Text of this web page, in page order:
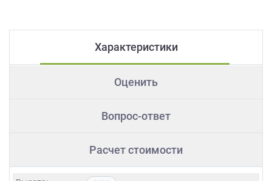
Характеристики
Оценить
Вопрос-ответ
Расчет стоимости